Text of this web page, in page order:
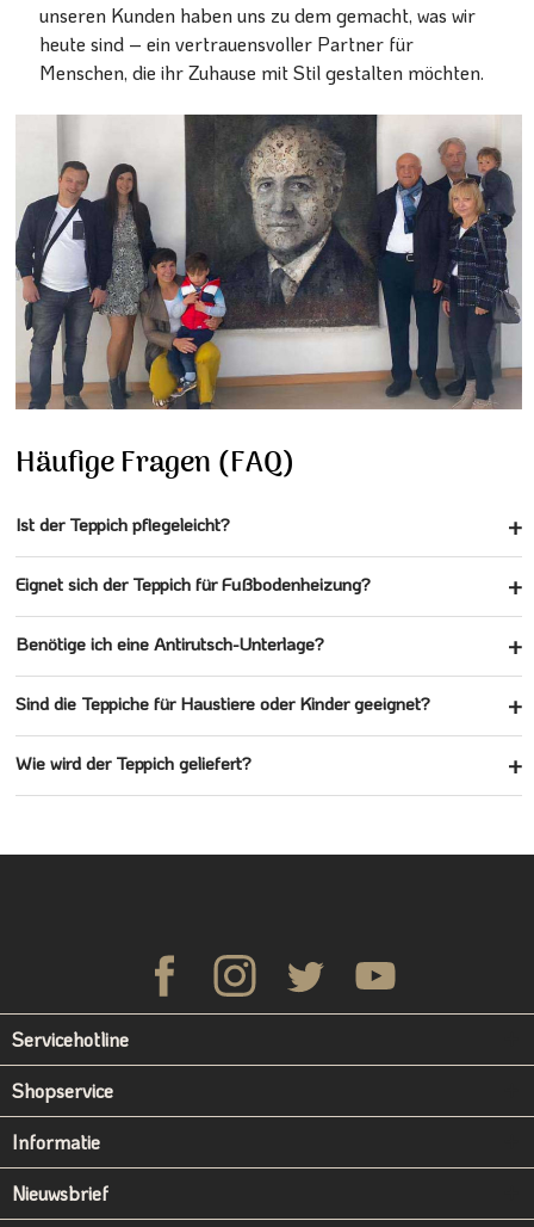
unseren Kunden haben uns zu dem gemacht, was wir
heute sind – ein vertrauensvoller Partner für
Menschen, die ihr Zuhause mit Stil gestalten möchten.
Häufige Fragen (FAQ)
Ist der Teppich pflegeleicht?
Eignet sich der Teppich für Fußbodenheizung?
Benötige ich eine Antirutsch-Unterlage?
Sind die Teppiche für Haustiere oder Kinder geeignet?
Wie wird der Teppich geliefert?
Servicehotline
Shopservice
Informatie
Nieuwsbrief